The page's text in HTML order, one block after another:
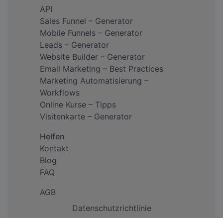
API
Sales Funnel – Generator
Mobile Funnels – Generator
Leads – Generator
Website Builder – Generator
Email Marketing – Best Practices
Marketing Automatisierung –
Workflows
Online Kurse – Tipps
Visitenkarte – Generator
Helfen
Kontakt
Blog
FAQ
AGB
Datenschutzrichtlinie